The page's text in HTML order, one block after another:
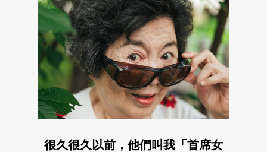
很久很久以前，他們叫我「首席女